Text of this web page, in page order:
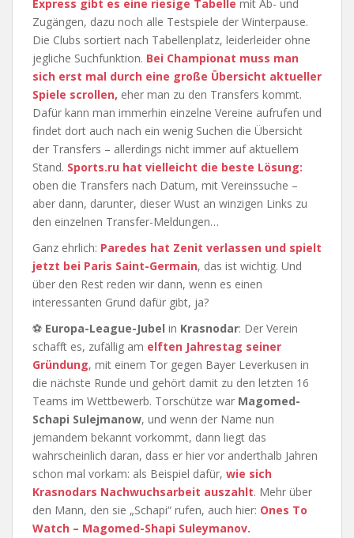
Express gibt es eine riesige Tabelle mit Ab- und
Zugängen, dazu noch alle Testspiele der Winterpause.
Die Clubs sortiert nach Tabellenplatz, leiderleider ohne
jegliche Suchfunktion. Bei Championat muss man
sich erst mal durch eine große Übersicht aktueller
Spiele scrollen, eher man zu den Transfers kommt.
Dafür kann man immerhin einzelne Vereine aufrufen und
findet dort auch nach ein wenig Suchen die Übersicht
der Transfers – allerdings nicht immer auf aktuellem
Stand. Sports.ru hat vielleicht die beste Lösung:
oben die Transfers nach Datum, mit Vereinssuche –
aber dann, darunter, dieser Wust an winzigen Links zu
den einzelnen Transfer-Meldungen…
Ganz ehrlich: Paredes hat Zenit verlassen und spielt
jetzt bei Paris Saint-Germain, das ist wichtig. Und
über den Rest reden wir dann, wenn es einen
interessanten Grund dafür gibt, ja?
⚽ Europa-League-Jubel in Krasnodar: Der Verein
schafft es, zufällig am elften Jahrestag seiner
Gründung, mit einem Tor gegen Bayer Leverkusen in
die nächste Runde und gehört damit zu den letzten 16
Teams im Wettbewerb. Torschütze war Magomed-
Schapi Sulejmanow, und wenn der Name nun
jemandem bekannt vorkommt, dann liegt das
wahrscheinlich daran, dass er hier vor anderthalb Jahren
schon mal vorkam: als Beispiel dafür, wie sich
Krasnodars Nachwuchsarbeit auszahlt. Mehr über
den Mann, den sie „Schapi“ rufen, auch hier: Ones To
Watch – Magomed-Shapi Suleymanov.